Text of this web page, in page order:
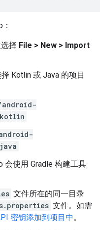
择 File > New > Import
Kotlin 或 Java 的项目
kotlin
会使用 Gradle 构建工具
文件所在的同一目录
文件。如需
密钥添加到项目中。